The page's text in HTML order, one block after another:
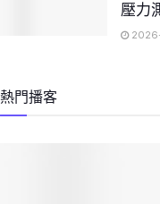
壓力
熱門播客